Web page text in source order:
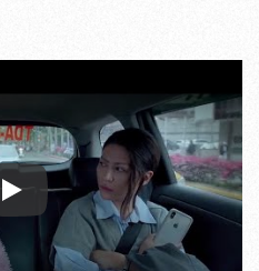
Play